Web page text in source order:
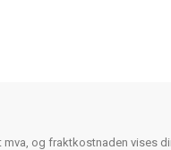
og fraktkostnaden vises